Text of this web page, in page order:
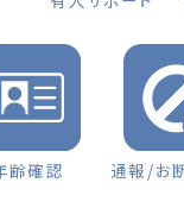
齢確認 通報/お